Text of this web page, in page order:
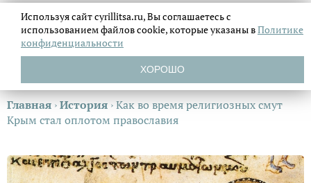
Главная ›История ›Как во время религиозных смут
Крым стал оплотом православия
Используя сайт cyrillitsa.ru, Вы соглашаетесь с
использованием файловcookie, которые указаны вПолитике
конфиденциальности
ХОРОШО